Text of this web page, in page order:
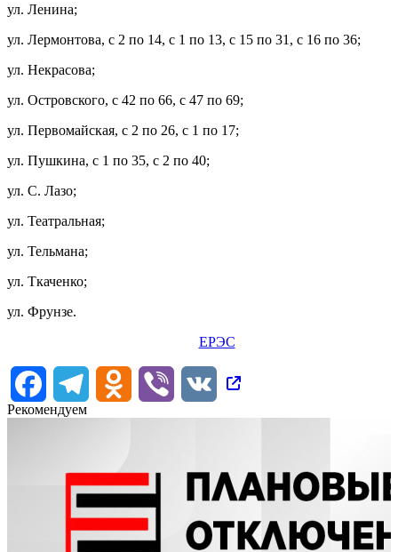
ул. Ленина;
ул. Лермонтова, с 2 по 14, с 1 по 13, с 15 по 31, с 16 по 36;
ул. Некрасова;
ул. Островского, с 42 по 66, с 47 по 69;
ул. Первомайская, с 2 по 26, с 1 по 17;
ул. Пушкина, с 1 по 35, с 2 по 40;
ул. С. Лазо;
ул. Театральная;
ул. Тельмана;
ул. Ткаченко;
ул. Фрунзе.
ЕРЭС
FacebookTelegram Odnoklassniki
Viber
VK
Рекомендуем